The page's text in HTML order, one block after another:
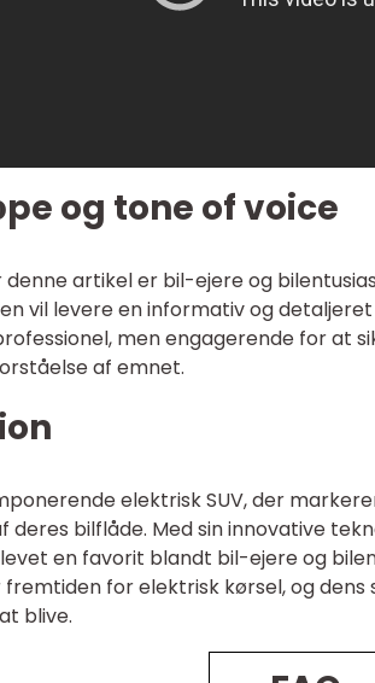
og tone of voice
artikel er bil-ejere og
vil levere en informativ og
men engagerende for at
af emnet.
elektrisk SUV, der
deres bilflåde. Med sin innovative
en favorit blandt bil-ejere og
for elektrisk kørsel, og dens
blive.